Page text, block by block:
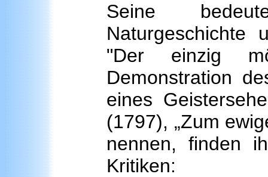
Seine
Naturgeschichte
"Der einzig
Demonstration
eines
(1797), „Zum
nennen, finden
Kritiken: